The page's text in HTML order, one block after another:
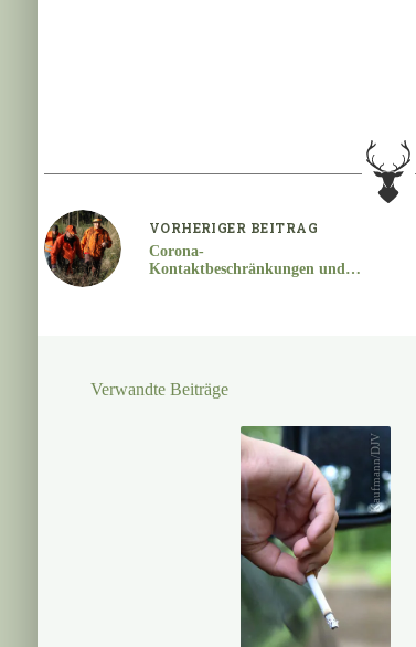
VORHERIGER BEITRAG
Corona-
Kontaktbeschränkungen und
Verwandte Beiträge
Kaufmann/DJV